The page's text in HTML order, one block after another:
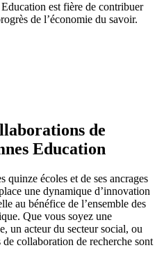
est fière de contribuer
de l’économie du savoir.
de
Education
écoles et de ses ancrages
une dynamique d’innovation
au bénéfice de l’ensemble des
Que vous soyez une
un acteur du secteur social, ou
collaboration de recherche sont